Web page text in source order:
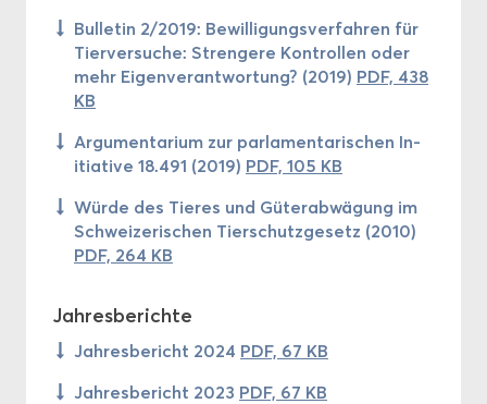
Bul­le­tin 2/2019: Be­wil­li­gungs­ver­fah­ren für
Tier­ver­su­che: Stren­ge­re Kon­trol­len oder
mehr Ei­gen­ver­ant­wor­tung? (2019) PDF, 438
KB
Ar­gu­men­ta­ri­um zur par­la­men­ta­ri­schen In­
itia­ti­ve 18.491 (2019) PDF, 105 KB
Würde des Tie­res und Gü­ter­ab­wä­gung im
Schwei­ze­ri­schen Tier­schutz­ge­setz (2010)
PDF, 264 KB
Jah­res­be­rich­te
Jah­res­be­richt 2024 PDF, 67 KB
Jah­res­be­richt 2023 PDF, 67 KB